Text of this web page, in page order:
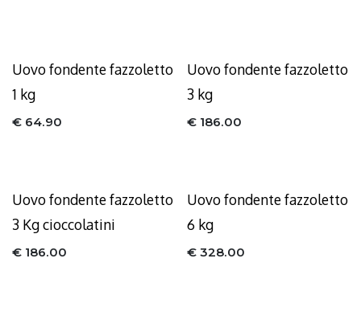
Uovo fondente fazzoletto
1 kg
€ 64.90
Uovo fondente fazzoletto
3 kg
€ 186.00
Uovo fondente fazzoletto
3 Kg cioccolatini
€ 186.00
Uovo fondente fazzoletto
6 kg
€ 328.00